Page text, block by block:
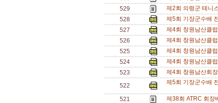
529
제2회 의령군 테니
528
제5회 기장군수배
527
제4회 창원남산클
526
제4회 창원남산클
525
제4회 창원남산클
524
제4회 창원남산클
523
제4회 창원남산회
522
제5회 기장군수배
521
제38회 ATRC 회